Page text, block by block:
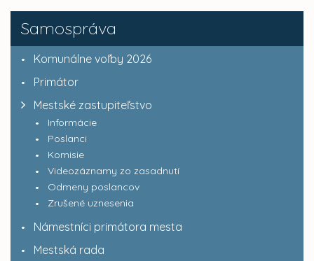
Samospráva
Komunálne voľby 2026
Primátor
Mestské zastupiteľstvo
Informácie
Poslanci
Komisie
Videozáznamy zo zasadnutí
Odmeny poslancov
Zrušené uznesenia
Námestníci primátora mesta
Mestská rada